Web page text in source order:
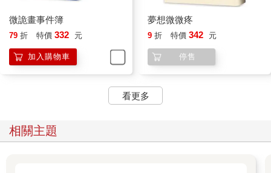
微詭畫事件簿
79 折 特價 332 元
加入購物車
夢想微微疼
9 折 特價 342 元
停售
看更多
相關主題